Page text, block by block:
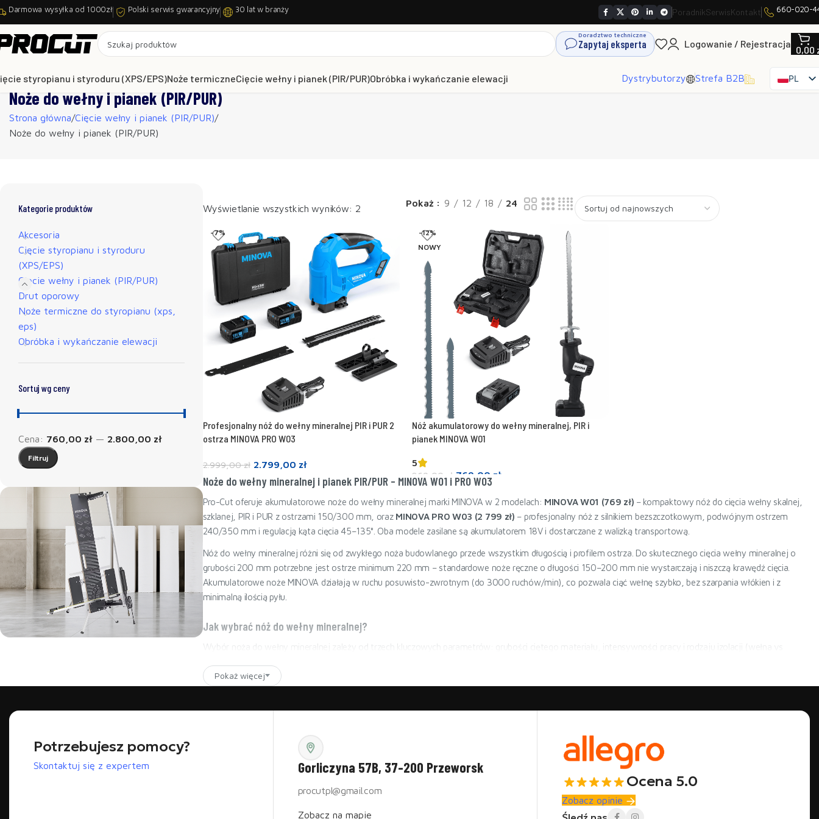
Darmowa wysyłka od 1000zł Polski serwis gwarancyjny 30 lat w branży PoradnikSerwisKontakt 660-020-
Doradztwo techniczne
Zapytaj eksperta Logowanie / Rejestracja
0,00
styropianu i styroduru (XPS/EPS)Noże termiczneCięcie wełny i pianek (PIR/PUR)Obróbka i wykańczanie elewacji Dystrybutorzy Strefa B2B
PL
Noże do wełny i pianek (PIR/PUR)
Strona główna Cięcie wełny i pianek (PIR/PUR)
Noże do wełny i pianek (PIR/PUR)
Kategorie produktów
Akcesoria
Cięcie styropianu i styroduru
(XPS/EPS)
Cięcie wełny i pianek (PIR/PUR)
Drut oporowy
Noże termiczne do styropianu (xps,
eps)
Obróbka i wykańczanie elewacji
Sortuj wg ceny
Filtruj
Cena: 760,00 zł — 2.800,00 zł
Wyświetlanie wszystkich wyników: 2 Pokaż 9 12 18 24
-7%
Profesjonalny nóż do wełny mineralnej PIR i PUR 2
ostrza MINOVA PRO W03
2.999,00zł 2.799,00 zł
Dodaj do koszyka
-12%
NOWY
Nóż akumulatorowy do wełny mineralnej, PIR i
pianek MINOVA W01
5
869,00 zł 769,00 zł
Noże do wełny mineralnej i pianek PIR/PUR – MINOVA W01 i PRO W03
Pro-Cut oferuje akumulatorowe noże do wełny mineralnej marki MINOVA w 2 modelach: MINOVA W01 (769 zł) – kompaktowy nóż do cięcia wełny skalnej,
szklanej, PIR i PUR z ostrzami 150/300 mm, oraz MINOVA PRO W03 (2 799 zł) – profesjonalny nóż z silnikiem bezszczotkowym, podwójnym ostrzem
240/350 mm i regulacją kąta cięcia 45–135°. Oba modele zasilane są akumulatorem 18V i dostarczane z walizką transportową.
Nóż do wełny mineralnej różni się od zwykłego noża budowlanego przede wszystkim długością i profilem ostrza. Do skutecznego cięcia wełny mineralnej o
grubości 200 mm potrzebne jest ostrze minimum 220 mm – standardowe noże ręczne o długości 150–200 mm nie wystarczają i niszczą krawędź cięcia.
Akumulatorowe noże MINOVA działają w ruchu posuwisto-zwrotnym (do 3000 ruchów/min), co pozwala ciąć wełnę szybko, bez szarpania włókien i z
minimalną ilością pyłu.
Jak wybrać nóż do wełny mineralnej?
Wybór noża do wełny mineralnej zależy od trzech kluczowych parametrów: grubości ciętego materiału, intensywności pracy i rodzaju izolacji (wełna vs
bezszczotkowym przeznaczony jest do pracy ciągłej przy grubych izolacjach i cięcia pod niestandardowymi kątami.
dziesiątki lub setki metrów kwadratowych wełny, akumulatorowy nóż do wełny zwraca się przez oszczędność czasu: cięcie płyty 100×60 cm zajmuje kilka
sekund zamiast kilkudziesięciu. MINOVA W01 waży 1,48 kg z akumulatorem, co pozwala pracować przez cały dzień bez zmęczenia. Nóż ręczny nadal ma sens
przy precyzyjnych docięciach w trudno dostępnych miejscach.
Jakie ostrze do wełny skalnej, szklanej i PIR/PUR?
– płynnie prowadzi przez luźną strukturę włókien bez ich wyrywania. Płyty PIR i pianki PUR lepiej tnie
Pokaż więcej
Potrzebujesz pomocy?
Skontaktuj się z expertem Gorliczyna 57B, 37-200 Przeworsk
procutpl@gmail.com
Zobacz na mapie
Ocena 5.0
Zobacz opinie